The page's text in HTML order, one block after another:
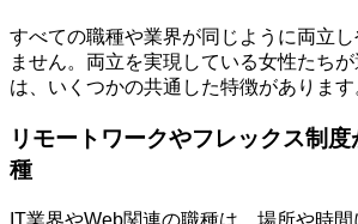
すべての職種や業界が同じように両立
ません。両立を実現している女性たち
は、いくつかの共通した特徴があります
リモートワークやフレックス制
種
IT業界やWeb関連の職種は、場所や時